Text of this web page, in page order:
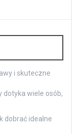
i skuteczne
dotyka wiele osób,
dobrać idealne